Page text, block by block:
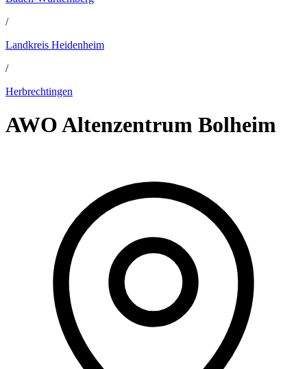
/
Landkreis Heidenheim
/
Herbrechtingen
AWO Altenzentrum Bolheim